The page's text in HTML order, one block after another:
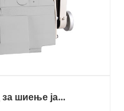
шиење ја